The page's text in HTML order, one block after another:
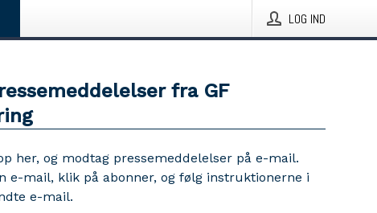
LOG IND
fra GF
her, og modtag pressemeddelelser på e-mail.
e-mail, klik på abonner, og følg instruktionerne i
e-mail.